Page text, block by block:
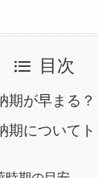
目次
期が早まる？
期について